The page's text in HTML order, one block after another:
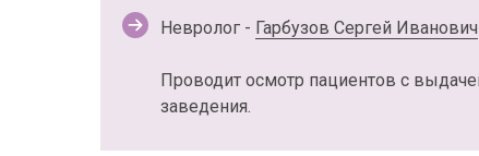
Невролог - Гарбузов Сергей Иванович
Проводит осмотр пациентов с
заведения.